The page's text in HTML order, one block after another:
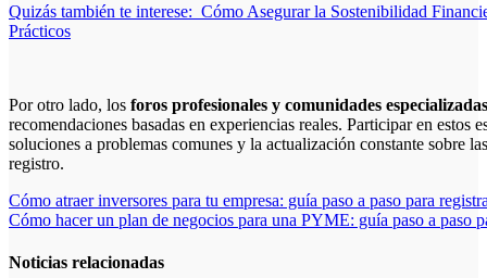
Quizás también te interese: Cómo Asegurar la Sostenibilidad
Prácticos
Por otro lado, los foros profesionales y comunidades especializadas
recomendaciones basadas en experiencias reales. Participar en estos
soluciones a problemas comunes y la actualización constante sobre
registro.
Navegación
de
entradas
Cómo atraer inversores para tu empresa: guía paso a paso para
Cómo hacer un plan de negocios para una PYME: guía paso a paso
Noticias relacionadas